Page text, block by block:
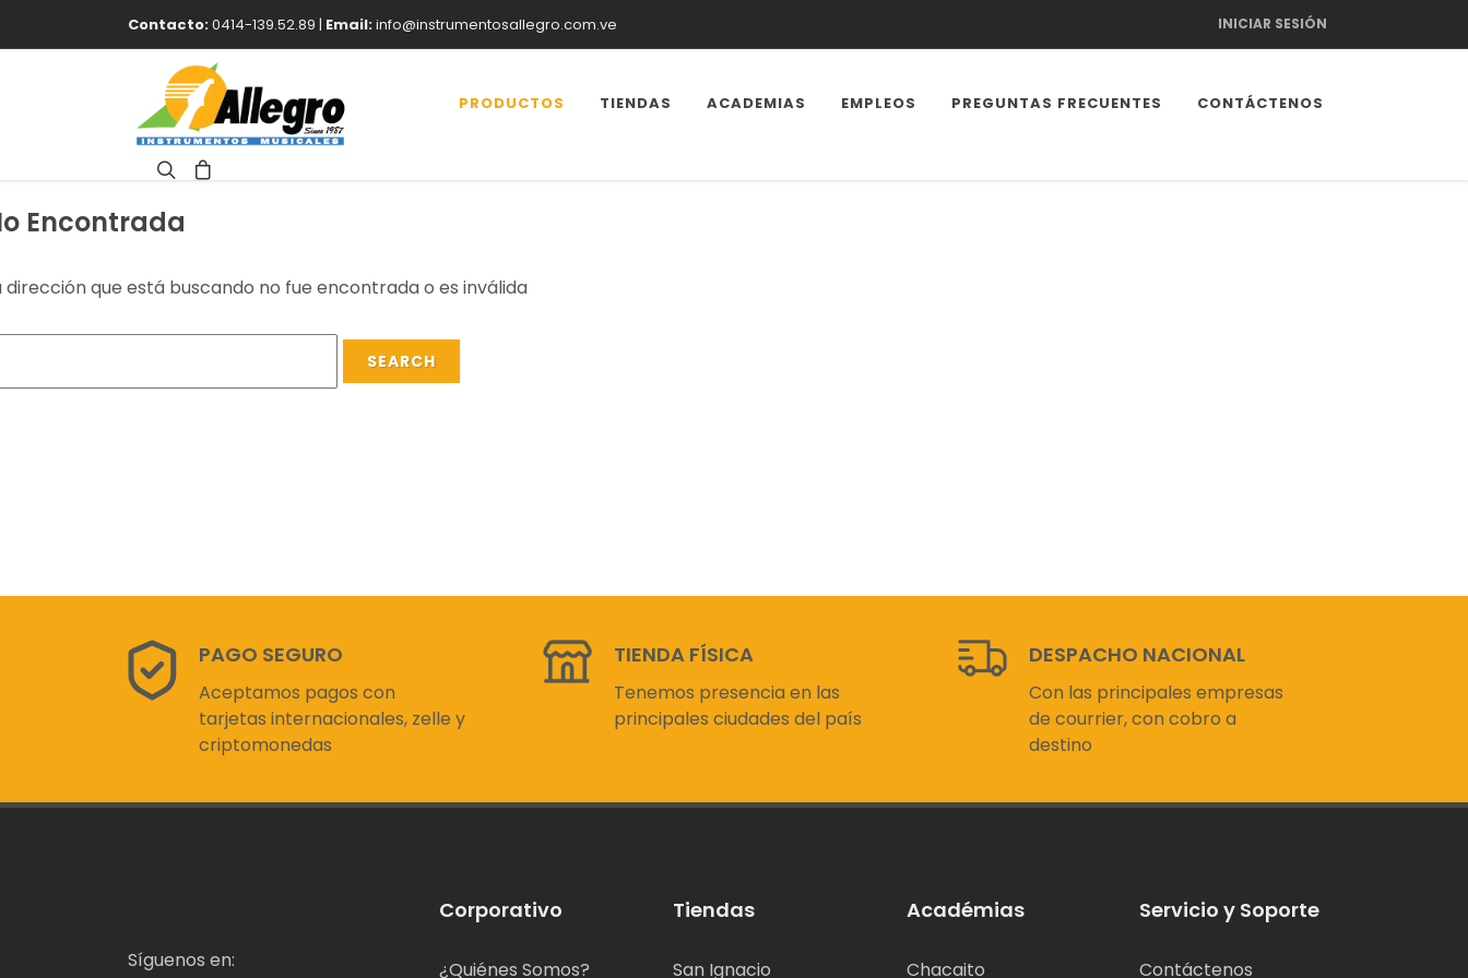
Contacto:0414-139.52.89 | Email:info@instrumentosallegro.com.ve INICIAR SESIÓN
PRODUCTOS TIENDAS ACADEMIAS EMPLEOS PREGUNTAS FRECUENTES CONTÁCTENOS
Encontrada
dirección que está buscando no fue encontrada o es inválida
PAGO SEGURO
Aceptamos pagos con
tarjetas internacionales, zelle y
criptomonedas
TIENDA FÍSICA
Tenemos presencia en las
principales ciudades del país
DESPACHO NACIONAL
Con las principales empresas
de courrier, con cobro a
destino
Síguenos en:
Corporativo
¿Quiénes Somos?
Tiendas
San Ignacio
Académias
Chacaito
Servicio y Soporte
Contáctenos